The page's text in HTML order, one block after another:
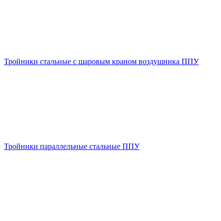
Тройники стальные с шаровым краном воздушника ППУ
Тройники параллельные стальные ППУ